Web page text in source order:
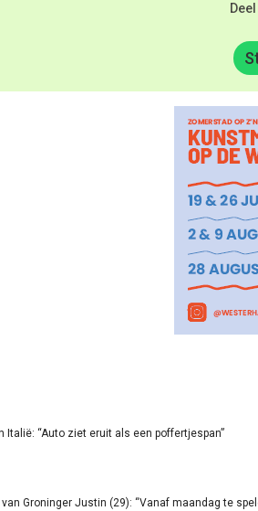
“Auto ziet eruit als een poffertjespan”
Groninger Justin (29): “Vanaf maandag te